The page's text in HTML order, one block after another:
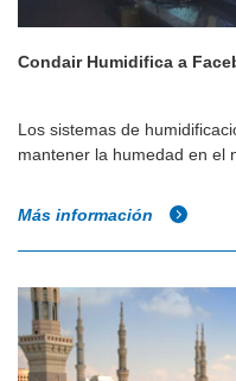
Condair Humidifica a
Los sistemas de
mantener la humedad en el
Más información